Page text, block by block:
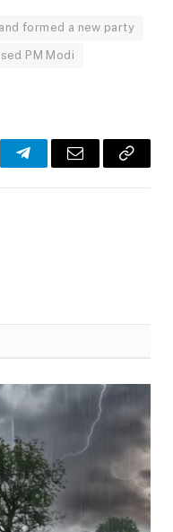
formed a new party
PM Modi
TelegramEmail
Copy